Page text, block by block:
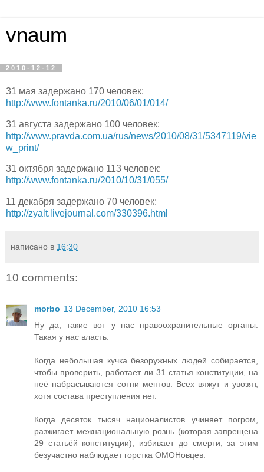
vnaum
2010-12-12
31 мая задержано 170 человек:
http://www.fontanka.ru/2010/06/01/014/
31 августа задержано 100 человек:
http://www.pravda.com.ua/rus/news/2010/08/31/5347119/vie
w_print/
31 октября задержано 113 человек:
http://www.fontanka.ru/2010/10/31/055/
11 декабря задержано 70 человек:
http://zyalt.livejournal.com/330396.html
написано в 16:30
10 comments:
morbo 13 December, 2010 16:53
Ну да, такие вот у нас правоохранительные органы.
Такая у нас власть.
Когда небольшая кучка безоружных людей собирается,
чтобы проверить, работает ли 31 статья конституции, на
неё набрасываются сотни ментов. Всех вяжут и увозят,
хотя состава преступления нет.
Когда десяток тысяч националистов учиняет погром,
разжигает межнациональную рознь (которая запрещена
29 статьёй конституции), избивает до смерти, за этим
безучастно наблюдает горстка ОМОНовцев.